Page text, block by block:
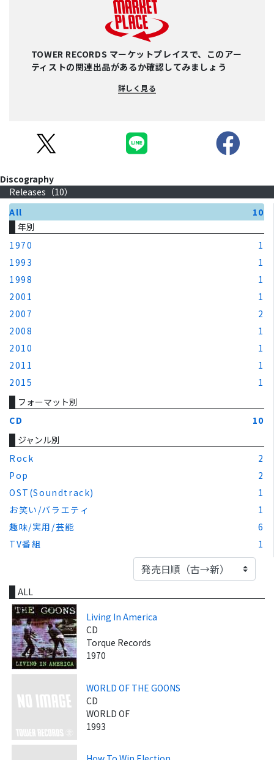
TOWER RECORDS マーケットプレイスで、このアー
ティストの関連出品があるか確認してみましょう
詳しく見る
Discography
Releases（10）
All
10
年別
1970
1
1993
1
1998
1
2001
1
2007
2
2008
1
2010
1
2011
1
2015
1
フォーマット別
CD
10
ジャンル別
Rock
2
Pop
2
OST(Soundtrack)
1
お笑い/バラエティ
1
趣味/実用/芸能
6
TV番組
1
ALL
Living In America
CD
Torque Records
1970
WORLD OF THE GOONS
CD
WORLD OF
1993